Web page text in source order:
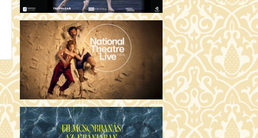
JEGYVÁSÁRLÁS
19:00 Törőcsik Mari terem
HOGYAN TUDNÉK ÉLNI
NÉLKÜLED? (12)
JEGYVÁSÁRLÁS
19:00 Díszterem
ODÜSSZEIA (16)